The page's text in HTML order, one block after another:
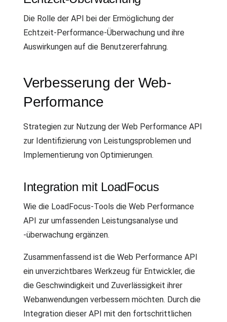
Die Rolle der API bei der Ermöglichung der
Echtzeit-Performance-Überwachung und ihre
Auswirkungen auf die Benutzererfahrung.
Verbesserung der Web-
Performance
Strategien zur Nutzung der Web Performance API
zur Identifizierung von Leistungsproblemen und
Implementierung von Optimierungen.
Integration mit LoadFocus
Wie die LoadFocus-Tools die Web Performance
API zur umfassenden Leistungsanalyse und
-überwachung ergänzen.
Zusammenfassend ist die Web Performance API
ein unverzichtbares Werkzeug für Entwickler, die
die Geschwindigkeit und Zuverlässigkeit ihrer
Webanwendungen verbessern möchten. Durch die
Integration dieser API mit den fortschrittlichen